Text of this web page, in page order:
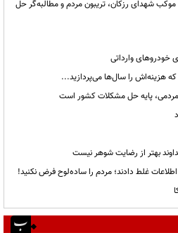
شهدای رزکان، تریبون مردم و مطالبه‌گر حل
خودروهای وارداتی
پایه حل مشکلات کشور است
بهتر از رضایت شوهر نیست
غلط دادند؛ مردم را ساده‌لوح فرض نکنید!